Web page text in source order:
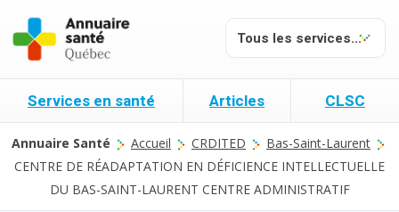
Services en santé Articles CLSC
Annuaire Santé Accueil CRDITED
Bas-Saint-Laurent
CENTRE DE RÉADAPTATION EN DÉFICIENCE INTELLECTUELLE
DU BAS-SAINT-LAURENT CENTRE ADMINISTRATIF